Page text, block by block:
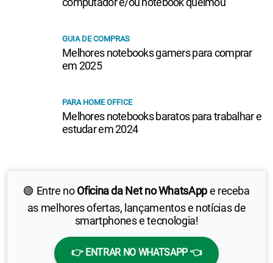
🟢 Entre noOficina da Net no WhatsAppe receba
as melhores ofertas, lançamentos e notícias de
smartphones e tecnologia!
👉 ENTRAR NO WHATSAPP 👈
GUIA DE COMPRAS
Melhores notebooks gamers para comprar
em 2025
PARA HOME OFFICE
Melhores notebooks baratos para trabalhar e
estudar em 2024